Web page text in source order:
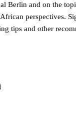
Berlin and on the
perspectives.
tips and other